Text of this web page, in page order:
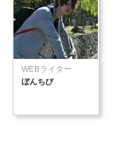
WEBライター
ぼんちび